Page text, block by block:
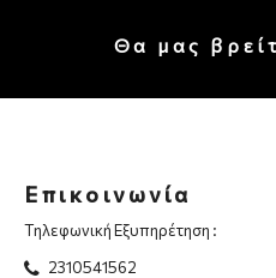
Θα μας
Επικοινωνία
Τηλεφωνική Εξυπηρέτηση :
2310541562